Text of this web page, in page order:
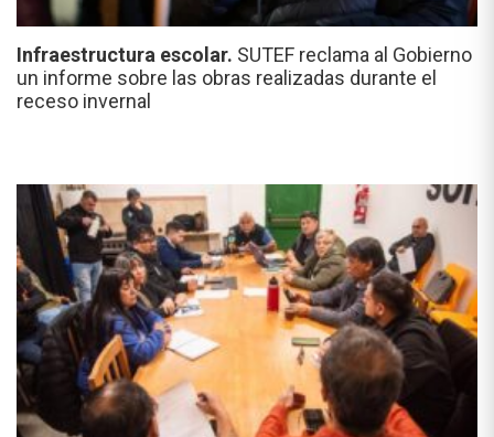
Infraestructura escolar. SUTEF reclama al Gobierno
un informe sobre las obras realizadas durante el
receso invernal